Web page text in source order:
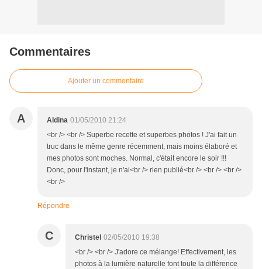
Commentaires
Ajouter un commentaire
A Aldina 01/05/2010 21:24
<br /> <br /> Superbe recette et superbes photos ! J'ai fait un
truc dans le même genre récemment, mais moins élaboré et
mes photos sont moches. Normal, c'était encore le soir !!!
Donc, pour l'instant, je n'ai<br /> rien publié<br /> <br /> <br />
<br />
Répondre
C Christel 02/05/2010 19:38
<br /> <br /> J'adore ce mélange! Effectivement, les
photos à la lumière naturelle font toute la différence